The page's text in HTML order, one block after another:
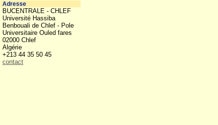
Adresse
BUCENTRALE - CHLEF
Université Hassiba
Benbouali de Chlef - Pole
Universitaire Ouled fares
02000 Chlef
Algérie
+213 44 35 50 45
contact